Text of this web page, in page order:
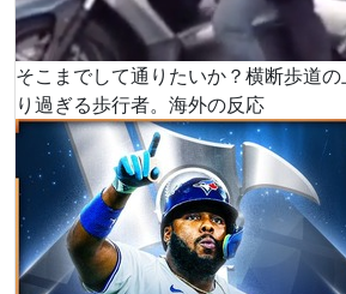
そこまでして通りたいか？横断歩道
り過ぎる歩行者。海外の反応